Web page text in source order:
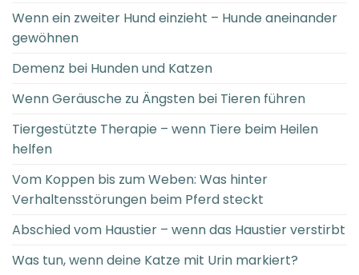
Wenn ein zweiter Hund einzieht – Hunde aneinander
gewöhnen
Demenz bei Hunden und Katzen
Wenn Geräusche zu Ängsten bei Tieren führen
Tiergestützte Therapie – wenn Tiere beim Heilen
helfen
Vom Koppen bis zum Weben: Was hinter
Verhaltensstörungen beim Pferd steckt
Abschied vom Haustier – wenn das Haustier verstirbt
Was tun, wenn deine Katze mit Urin markiert?